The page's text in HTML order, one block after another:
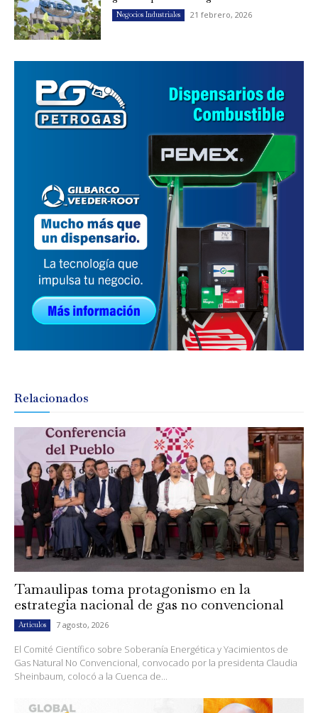
Negocios Industriales 21 febrero, 2026
Relacionados
Tamaulipas toma protagonismo en la
estrategia nacional de gas no convencional
Artículos 7 agosto, 2026
El Comité Científico sobre Soberanía Energética y Yacimientos de
Gas Natural No Convencional, convocado por la presidenta Claudia
Sheinbaum, colocó a la Cuenca de...